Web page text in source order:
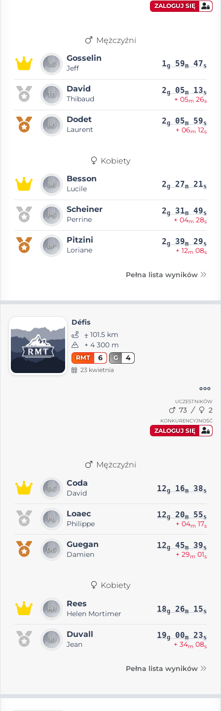
ZALOGUJ SIĘ
Mężczyźni
Gosselin
Jeff 1g 59m 47s
David
Thibaud
2g 05m 13s
+ 05m 26s
Dodet
Laurent
2g 05m 59s
+ 06m 12s
Kobiety
Besson
Lucile 2g 27m 21s
Scheiner
Perrine
2g 31m 49s
+ 04m 28s
Pitzini
Loriane
2g 39m 29s
+ 12m 08s
Pełna lista wyników
Défis
⨦ 101.5 km
+ 4 300 m
RMT 6 G 4
23 kwietnia
UCZESTNIKÓW
73 2
KONKURENCYJNOŚĆ
ZALOGUJ SIĘ
Mężczyźni
Coda
David 12g 16m 38s
Loaec
Philippe
12g 20m 55s
+ 04m 17s
Guegan
Damien
12g 45m 39s
+ 29m 01s
Kobiety
Rees
Helen Mortimer 18g 26m 15s
Duvall
Jean
19g 00m 23s
+ 34m 08s
Pełna lista wyników